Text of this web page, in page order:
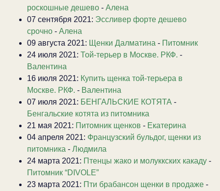
роскошные дешево - Алена
07 сентября 2021: Эссливер форте дешево
срочно - Алена
09 августа 2021: Щенки Далматина - Питомник
24 июля 2021: Той-терьер в Москве. РКФ. -
Валентина
16 июля 2021: Купить щенка той-терьера в
Москве. РКФ. - Валентина
07 июля 2021: БЕНГАЛЬСКИЕ КОТЯТА -
Бенгальские котята из питомника
21 мая 2021: Питомник щенков - Екатерина
04 апреля 2021: Французский бульдог, щенки из
питомника - Людмила
24 марта 2021: Птенцы жако и молуккских какаду -
Питомник “DIVOLE”
23 марта 2021: Пти брабансон щенки в продаже -